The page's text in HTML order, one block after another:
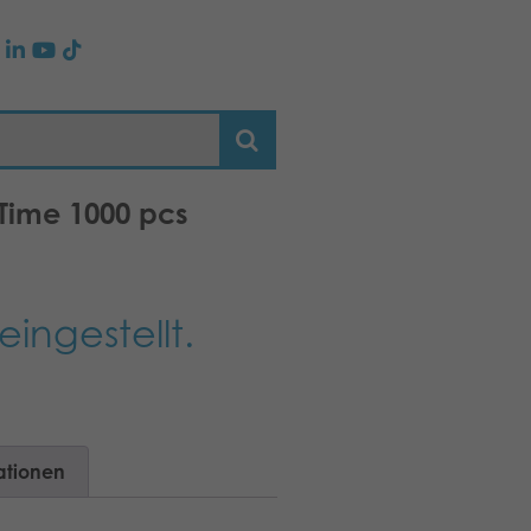
1000 pcs